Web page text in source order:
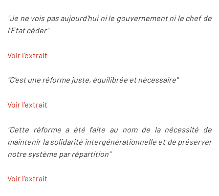
"Je ne vois pas aujourd'hui ni le gouvernement ni le chef de
l'Etat céder"
Voir l'extrait
"C'est une réforme juste, équilibrée et nécessaire"
Voir l'extrait
"Cette réforme a été faite au nom de la nécessité de
maintenir la solidarité intergénérationnelle et de préserver
notre système par répartition"
Voir l'extrait